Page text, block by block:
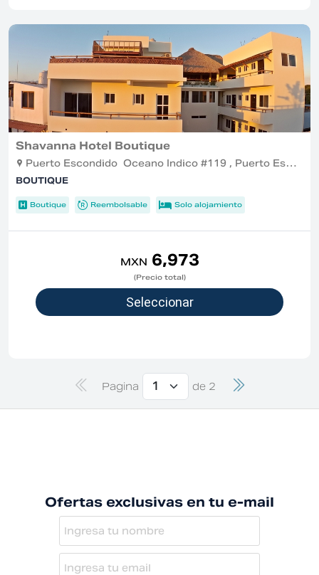
Shavanna Hotel Boutique
Puerto Escondido Oceano Indico #119 , Puerto Escondido
BOUTIQUE
Boutique Reembolsable Solo alojamiento
MXN 6,973
(Precio total)
Pagina de 2
Ofertas exclusivas en tu e-mail